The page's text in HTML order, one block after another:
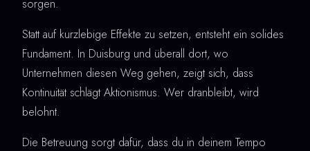
sorgen.
Statt auf kurzlebige Effekte zu setzen, entsteht ein solides
Fundament. In Duisburg und überall dort, wo
Unternehmen diesen Weg gehen, zeigt sich, dass
Kontinuität schlägt Aktionismus. Wer dranbleibt, wird
belohnt.
Die Betreuung sorgt dafür, dass du in deinem Tempo